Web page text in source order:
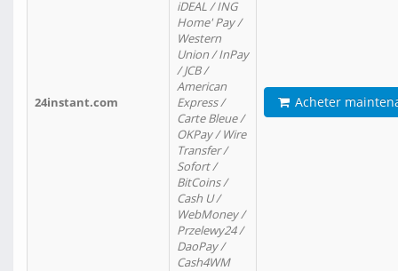
24instant.com
iDEAL / ING
Home' Pay /
Western
Union / InPay
/ JCB /
American
Express /
Carte Bleue /
OKPay / Wire
Transfer /
Sofort /
BitCoins /
Cash U /
WebMoney /
Przelewy24 /
DaoPay /
Cash4WM
Acheter